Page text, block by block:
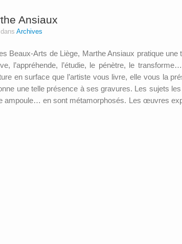
Ansiaux
Archives
Beaux-Arts de Liège, Marthe Ansiaux pratique
l’appréhende, l’étudie, le pénètre, le
en surface que l’artiste vous livre, elle vous la
une telle présence à ses gravures. Les sujets
ampoule… en sont métamorphosés. Les œuvres